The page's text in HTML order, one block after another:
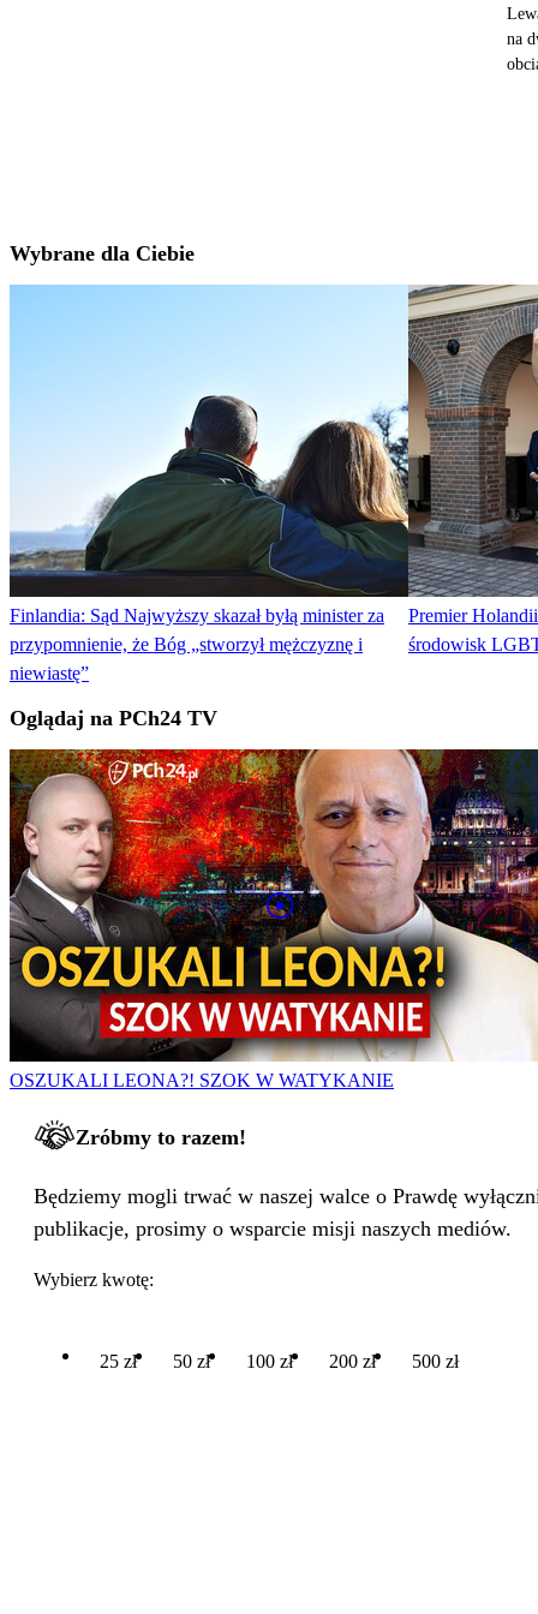
na
Wybrane dla Ciebie
Finlandia: Sąd Najwyższy skazał byłą minister za
przypomnienie, że Bóg „stworzył mężczyznę i
niewiastę”
Premier
środowisk
Oglądaj na PCh24 TV
OSZUKALI LEONA?! SZOK W WATYKANIE
Zróbmy to razem!
Będziemy mogli trwać w naszej walce o Prawdę
publikacje, prosimy o wsparcie misji naszych mediów.
Wybierz kwotę:
25 zł 50 zł 100 zł 200 zł 500 zł